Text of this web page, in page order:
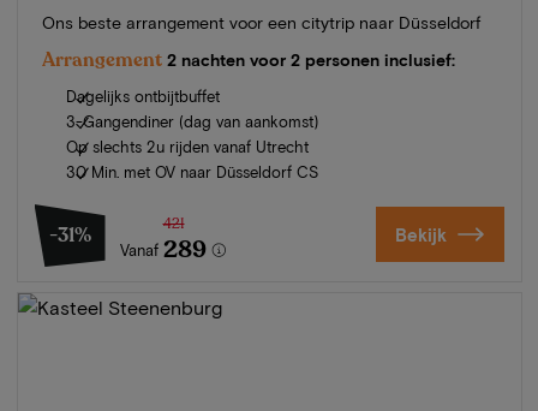
Ons beste arrangement voor een citytrip naar Düsseldorf
Arrangement 2 nachten voor 2 personen inclusief:
Dagelijks ontbijtbuffet
3-Gangendiner (dag van aankomst)
Op slechts 2u rijden vanaf Utrecht
30 Min. met OV naar Düsseldorf CS
-31%
Vanaf
421
289 Bekijk